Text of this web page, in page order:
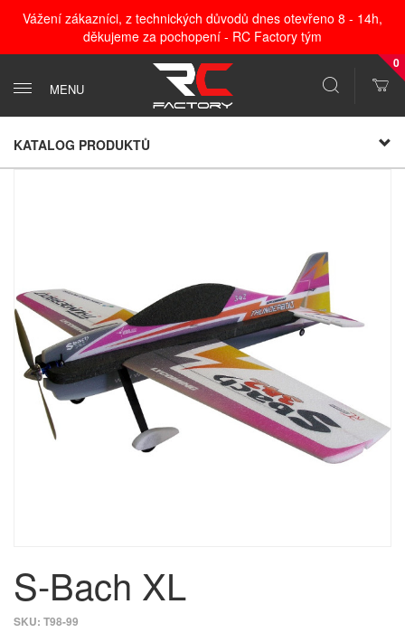
Vážení zákazníci, z technických důvodů dnes otevřeno 8 - 14h,
děkujeme za pochopení - RC Factory tým
MENU
0
KATALOG PRODUKTŮ
S-Bach XL
SKU: T98-99